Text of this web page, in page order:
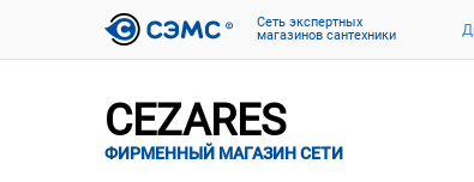
Cеть экспертных
магазинов сантехники
CEZARES
ФИРМЕННЫЙ МАГАЗИН СЕТИ